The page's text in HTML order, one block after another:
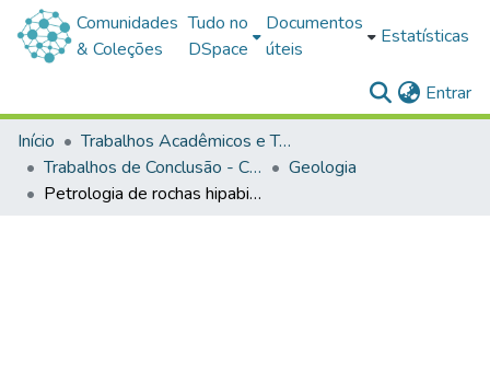
Comunidades
& Coleções
Tudo no
DSpace
Documentos
úteis
Estatísticas
Entrar
Início
Trabalhos Acadêmicos e Técnicos
Trabalhos de Conclusão - Cursos de Graduação
Geologia
Petrologia de rochas hipabissais básicas relacionadas a lineamentos magnéticos no Escudo Sul-rio-grandense